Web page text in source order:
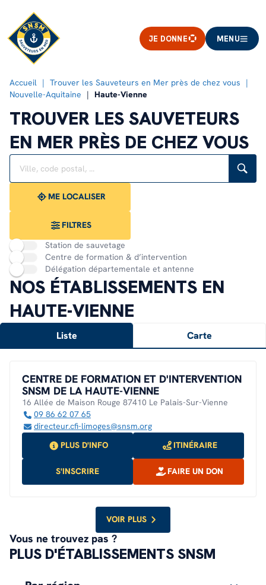
JE DONNE MENU
Accueil
Trouver les Sauveteurs en Mer près de chez vous
Nouvelle-Aquitaine
Haute-Vienne
TROUVER LES SAUVETEURS
EN MER PRÈS DE CHEZ VOUS
Rechercher
Veuillez
renseigner
adresse
{{count}}
résultat(s)
ME LOCALISER
FILTRES
Station de sauvetage
Centre de formation & d’intervention
Délégation départementale et antenne
NOS ÉTABLISSEMENTS EN
HAUTE-VIENNE
Liste Carte
CENTRE DE FORMATION ET D'INTERVENTION
SNSM DE LA HAUTE-VIENNE
16 Allée de Maison Rouge 87410 Le Palais-Sur-Vienne
09 86 62 07 65
directeur.cfi-limoges@snsm.org
PLUS D'INFO
ITINÉRAIRE
S'INSCRIRE FAIRE UN DON
VOIR PLUS
Vous ne trouvez pas ?
PLUS D'ÉTABLISSEMENTS SNSM